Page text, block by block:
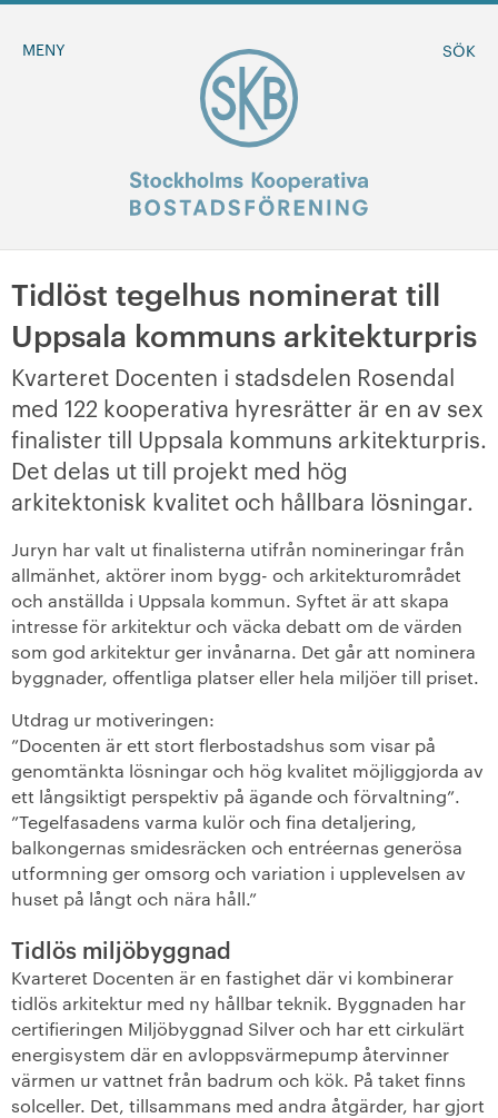
SÖK
MENY
BLI MEDLEM
+
Om oss
Sök ledigt
+
Våra bostäder
Vår boendeform
Jobba hos oss
Tidlöst tegelhus nominerat till
Uppsala kommuns arkitekturpris
Kvarteret Docenten i stadsdelen Rosendal
med 122 kooperativa hyresrätter är en av sex
finalister till Uppsala kommuns arkitekturpris.
Det delas ut till projekt med hög
arkitektonisk kvalitet och hållbara lösningar.
Juryn har valt ut finalisterna utifrån nomineringar från
allmänhet, aktörer inom bygg- och arkitekturområdet
och anställda i Uppsala kommun. Syftet är att skapa
intresse för arkitektur och väcka debatt om de värden
som god arkitektur ger invånarna. Det går att nominera
byggnader, offentliga platser eller hela miljöer till priset.
Utdrag ur motiveringen:
”Docenten är ett stort flerbostadshus som visar på
genomtänkta lösningar och hög kvalitet möjliggjorda av
ett långsiktigt perspektiv på ägande och förvaltning”.
”Tegelfasadens varma kulör och fina detaljering,
balkongernas smidesräcken och entréernas generösa
utformning ger omsorg och variation i upplevelsen av
huset på långt och nära håll.”
Tidlös miljöbyggnad
Kvarteret Docenten är en fastighet där vi kombinerar
tidlös arkitektur med ny hållbar teknik. Byggnaden har
certifieringen Miljöbyggnad Silver och har ett cirkulärt
energisystem där en avloppsvärmepump återvinner
värmen ur vattnet från badrum och kök. På taket finns
solceller. Det, tillsammans med andra åtgärder, har gjort